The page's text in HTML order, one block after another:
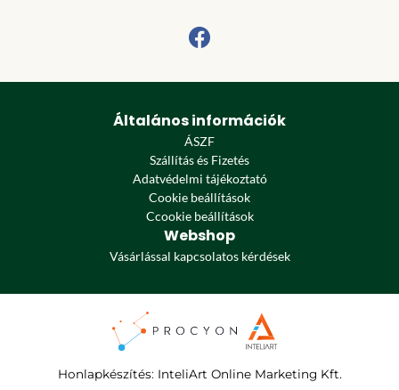
Általános információk
ÁSZF
Szállítás és Fizetés
Adatvédelmi tájékoztató
Cookie beállítások
Ccookie beállítások
Webshop
Vásárlással kapcsolatos kérdések
Honlapkészítés: InteliArt Online Marketing Kft.